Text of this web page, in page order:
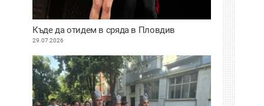
Къде да отидем в сряда в Пловдив
29.07.2026